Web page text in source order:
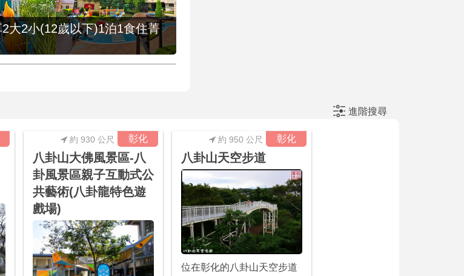
大2小(12歲以下)1泊1食住菁
進階搜尋
彰化
約 930 公尺
八卦山大佛風景區-八
卦風景區親子互動式公
共藝術(八卦龍特色遊
戲場)
彰化
約 950 公尺
八卦山天空步道
位在彰化的八卦山天空步道